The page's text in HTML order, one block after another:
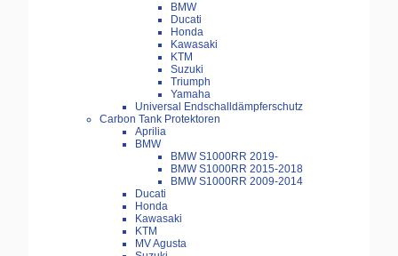
BMW
Ducati
Honda
Kawasaki
KTM
Suzuki
Triumph
Yamaha
Universal Endschalldämpferschutz
Carbon Tank Protektoren
Aprilia
BMW
BMW S1000RR 2019-
BMW S1000RR 2015-2018
BMW S1000RR 2009-2014
Ducati
Honda
Kawasaki
KTM
MV Agusta